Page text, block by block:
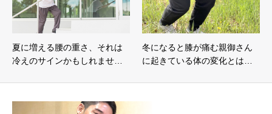
夏に増える腰の重さ、それは
冷えのサインかもしれませ…
冬になると膝が痛む親御さん
に起きている体の変化とは…